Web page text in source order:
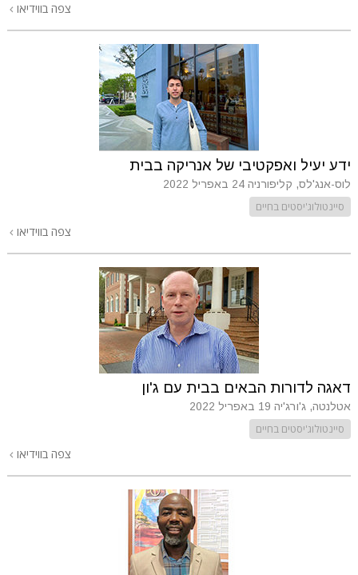
צפה בווידיאו
ידע יעיל ואפקטיבי של אנריקה בבית
לוס-אנג'לס, קליפורניה 24 באפריל 2022
סיינטולוג'יסטים בחיים
צפה בווידיאו
דאגה לדורות הבאים בבית עם ג'ון
אטלנטה, ג'ורג'יה 19 באפריל 2022
סיינטולוג'יסטים בחיים
צפה בווידיאו